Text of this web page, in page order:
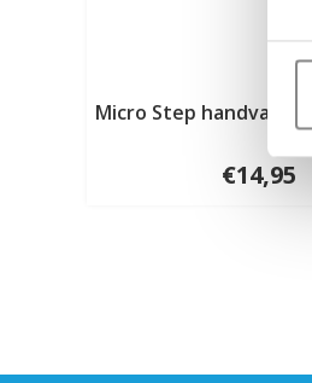
Micro Step handvatten
€14,95